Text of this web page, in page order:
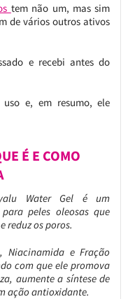
tem não um, mas sim
de vários outros ativos
e recebi antes do
e, em resumo, ele
É E COMO
Water Gel é um
peles oleosas que
reduz os poros.
Niacinamida e Fração
com que ele promova
aumente a síntese de
ação antioxidante.